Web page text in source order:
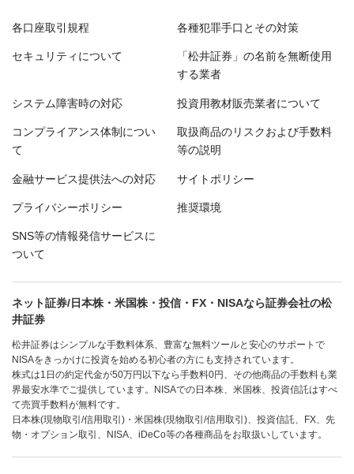
各口座取引規程 各種犯罪手口とその対策
セキュリティについて 「松井証券」の名前を無断使用
する業者
システム障害時の対応 投資用教材販売業者について
コンプライアンス体制につい
て
取扱商品のリスクおよび手数料
等の説明
金融サービス提供法への対応 サイトポリシー
プライバシーポリシー 推奨環境
SNS等の情報発信サービスに
ついて
ネット証券/日本株・米国株・投信・FX・NISAなら証券会社の松
井証券
松井証券はシンプルな手数料体系、豊富な無料ツールと安心のサポートで
NISAをきっかけに投資を始める初心者の方にも支持されています。
株式は1日の約定代金が50万円以下なら手数料0円、その他商品の手数料も業
界最安水準でご提供しています。NISAでの日本株、米国株、投資信託はすべ
て売買手数料が無料です。
日本株(現物取引/信用取引)・米国株(現物取引/信用取引)、投資信託、FX、先
物・オプション取引、NISA、iDeCo等の各種商品をお取扱いしています。